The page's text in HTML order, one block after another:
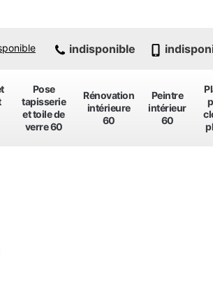
Pose
tapisserie
et toile de
verre 60
Rénovation
intérieure
60
Peintre
intérieur
60
indisponible